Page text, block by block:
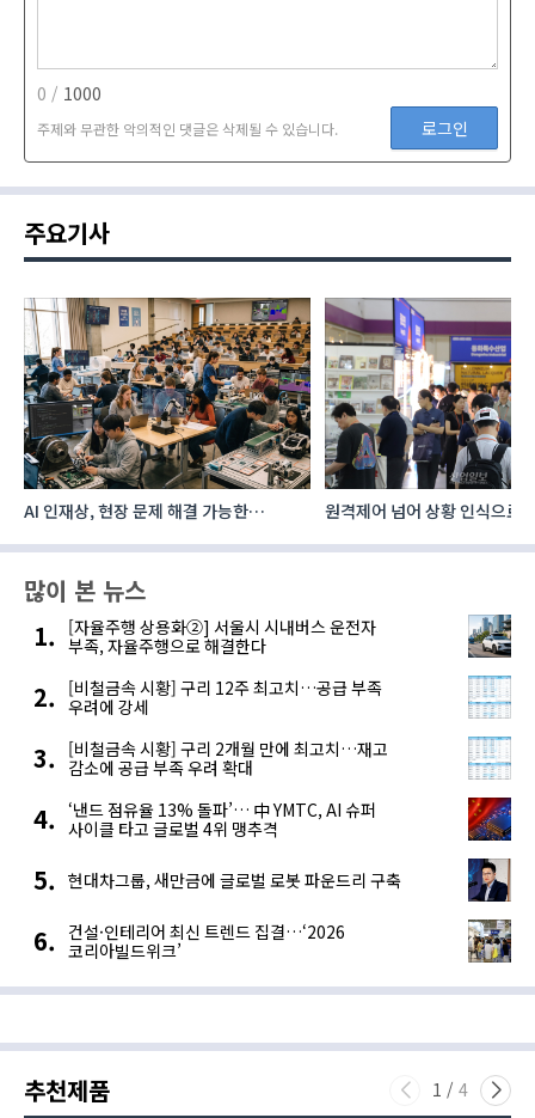
0 / 1000
주제와 무관한 악의적인 댓글은 삭제될 수 있습니다. 로그인
주요기사
AI 인재상, 현장 문제 해결 가능한
원격제어 넘어 상황 인식으로,
많이 본 뉴스
[자율주행 상용화②] 서울시 시내버스 운전자
부족, 자율주행으로 해결한다
[비철금속 시황] 구리 12주 최고치…공급 부족
우려에 강세
[비철금속 시황] 구리 2개월 만에 최고치…재고
감소에 공급 부족 우려 확대
‘낸드 점유율 13% 돌파’… 中 YMTC, AI 슈퍼
사이클 타고 글로벌 4위 맹추격
현대차그룹, 새만금에 글로벌 로봇 파운드리 구축
건설·인테리어 최신 트렌드 집결…‘2026
코리아빌드위크’
추천제품 1 / 4